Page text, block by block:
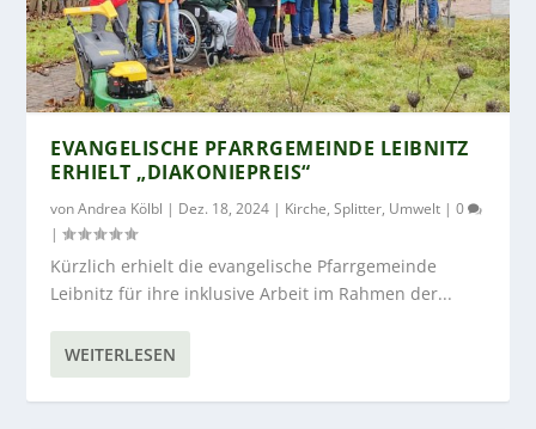
EVANGELISCHE PFARRGEMEINDE LEIBNITZ
ERHIELT „DIAKONIEPREIS“
vonAndrea Kölbl | Dez. 18, 2024 | Kirche,Splitter, Umwelt |0
|
Kürzlich erhielt die evangelische Pfarrgemeinde
Leibnitz für ihre inklusive Arbeit im Rahmen der...
WEITERLESEN